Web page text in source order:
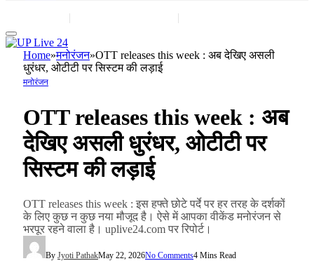
| |
Home»मनोरंजन»OTT releases this week : अब देखिए असली
धुरंधर, ओटीटी पर सिस्टम की लड़ाई
मनोरंजन
OTT releases this week : अब
देखिए असली धुरंधर, ओटीटी पर
सिस्टम की लड़ाई
OTT releases this week : इस हफ्ते छोटे पर्दे पर हर तरह के दर्शकों
के लिए कुछ न कुछ नया मौजूद है। ऐसे में आपका वीकेंड मनोरंजन से
भरपूर रहने वाला है। uplive24.com पर रिपोर्ट।
By Jyoti PathakMay 22, 2026No Comments4 Mins Read